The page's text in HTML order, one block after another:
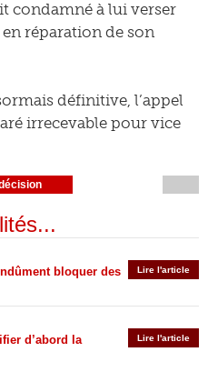
condamné à lui verser
réparation de son
définitive, l’appel
irrecevable pour vice
Lire l'article
bloquer des
Lire l'article
d’abord la